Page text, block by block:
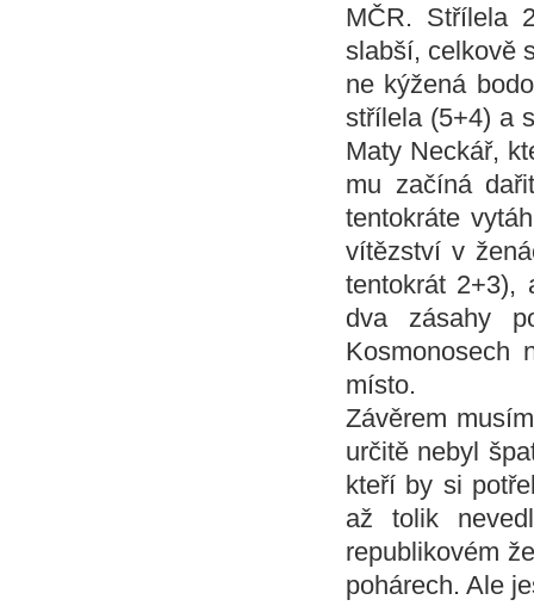
MČR. Střílela
slabší, celkově
ne kýžená
střílela (5+4) a
Maty Neckář,
mu začíná
tentokráte
vítězství v
tentokrát 2+3),
dva zásahy
Kosmonosech
místo.
Závěrem
určitě nebyl
kteří by si
až tolik
republikovém
pohárech. Ale